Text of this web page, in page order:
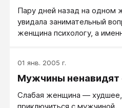
Пару дней назад на одном
увидала занимательный
женщина психологу, а
женщине. Помогите!»
стала, но вспомнила
01 янв. 2005 г.
Мужчины
Слабая женщина —